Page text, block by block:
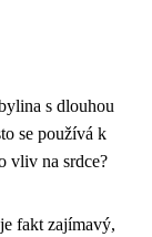
s dlouhou
se používá k
vliv na srdce?
fakt zajímavý,